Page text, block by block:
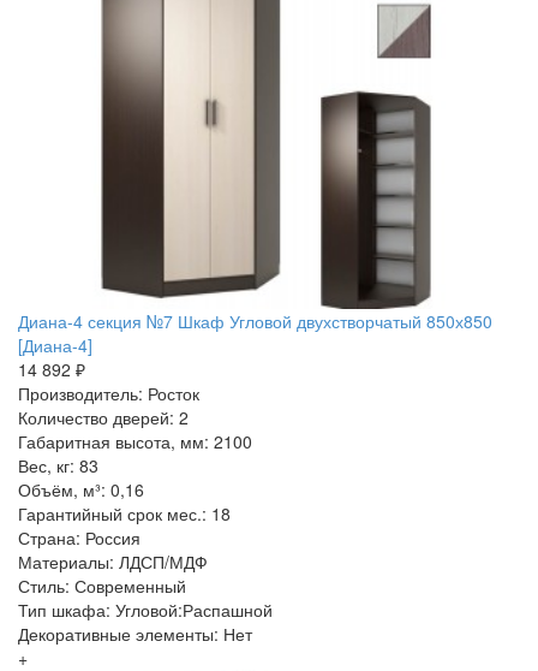
Диана-4 секция №7 Шкаф Угловой двухстворчатый 850х850
[Диана-4]
14 892 ₽
Производитель: Росток
Количество дверей: 2
Габаритная высота, мм: 2100
Вес, кг: 83
Объём, м³: 0,16
Гарантийный срок мес.: 18
Страна: Россия
Материалы: ЛДСП/МДФ
Стиль: Современный
Тип шкафа: Угловой:Распашной
Декоративные элементы: Нет
+